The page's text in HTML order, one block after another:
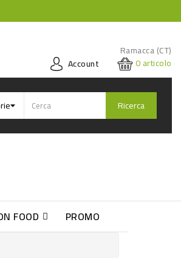
Ramacca (CT)
Account
0articolo
Ricerca
FOOD PROMO